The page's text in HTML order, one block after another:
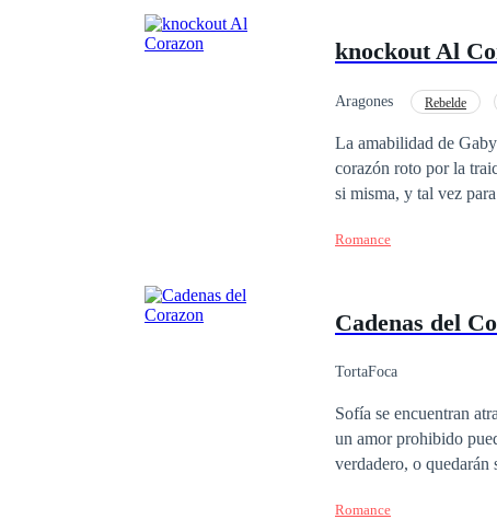
knockout Al
Aragones Rebelde
La amabilidad de
corazón roto por la
si misma, y tal vez
Romance
Cadenas del
TortaFoca
Sofía se encuentran
un amor prohibido
verdadero, o quedarán
Romance